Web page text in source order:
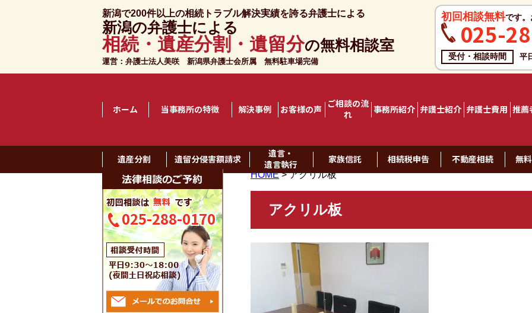
新潟で200件以上の相続トラブル解決実績を誇る弁護士による
新潟の弁護士による
相続・遺産分割・遺留分の無料相談室
運営：弁護士法人美咲 新潟県弁護士会所属 無料駐車場完備
初回相談無料です
025-
受付・相談時間 平
ホーム 当事務所の特徴 解決事例 お客様の声
ご相談の流
れ
事務所紹介 弁護士紹介 弁護士費用 推薦
遺産分割 遺留分侵害額請求
遺言・
遺言執行
家族信託 相続税申告 不動産相続 無
025-288-0170
HOME>アクリル板
アクリル板